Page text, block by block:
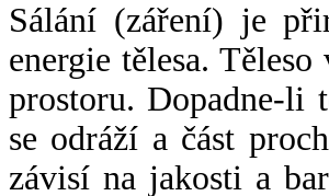
Sálání (záření) je
energie tělesa.
prostoru. Dopadne-li
se odráží a část
závisí na jakosti a